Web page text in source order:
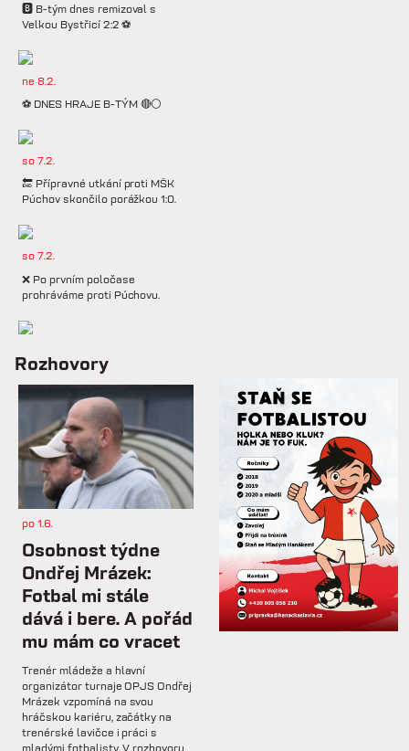
🅱️ B-tým dnes remizoval s
Velkou Bystřicí 2:2 ⚽️
ne 8.2.
⚽️ DNES HRAJE B-TÝM 🔴⚪️
so 7.2.
🔚 Přípravné utkání proti MŠK
Púchov skončilo porážkou 1:0.
so 7.2.
❌ Po prvním poločase
prohráváme proti Púchovu.
📋 Proti Púchovu nastoupíme v
této základní sestavě.
so 7.2.
⚽️ DNES HRAJÍ HANÁCI 🔴⚪️V
dalším přípravném utkání...
st 4.2.
Hlavní trenér Lukáš Kříž v
rozhovoru hodnotí dosavadní
průběh zimní...
so 31.1.
🅱️ Prohra proti rezervě Gorniku
Zabrze.
so 31.1.
Rozhovory
po 1.6.
Osobnost týdne
Ondřej Mrázek:
Fotbal mi stále
dává i bere. A pořád
mu mám co vracet
Trenér mládeže a hlavní
organizátor turnaje OPJS Ondřej
Mrázek vzpomíná na svou
hráčskou kariéru, začátky na
trenérské lavičce i práci s
mladými fotbalisty. V rozhovoru